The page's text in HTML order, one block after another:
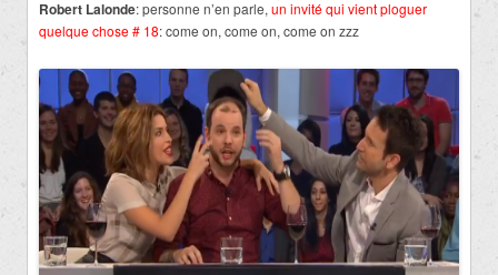
Robert Lalonde: personne n’en parle,un invité qui vient ploguer
quelque chose # 18: come on, come on, come on zzz